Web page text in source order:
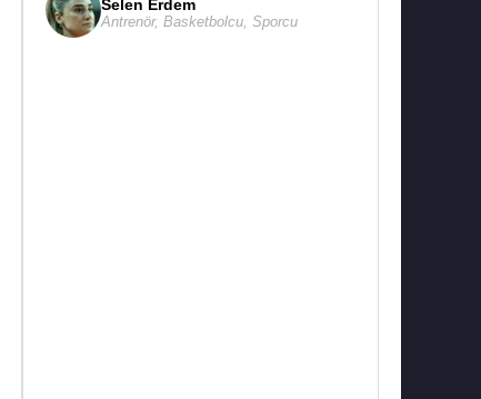
Selen Erdem
Antrenör, Basketbolcu Sporcu